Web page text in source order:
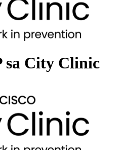
sa City Clinic